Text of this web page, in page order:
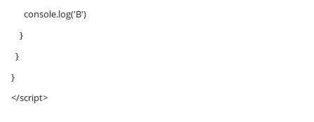
console.log('B')
}
}
}
</script>